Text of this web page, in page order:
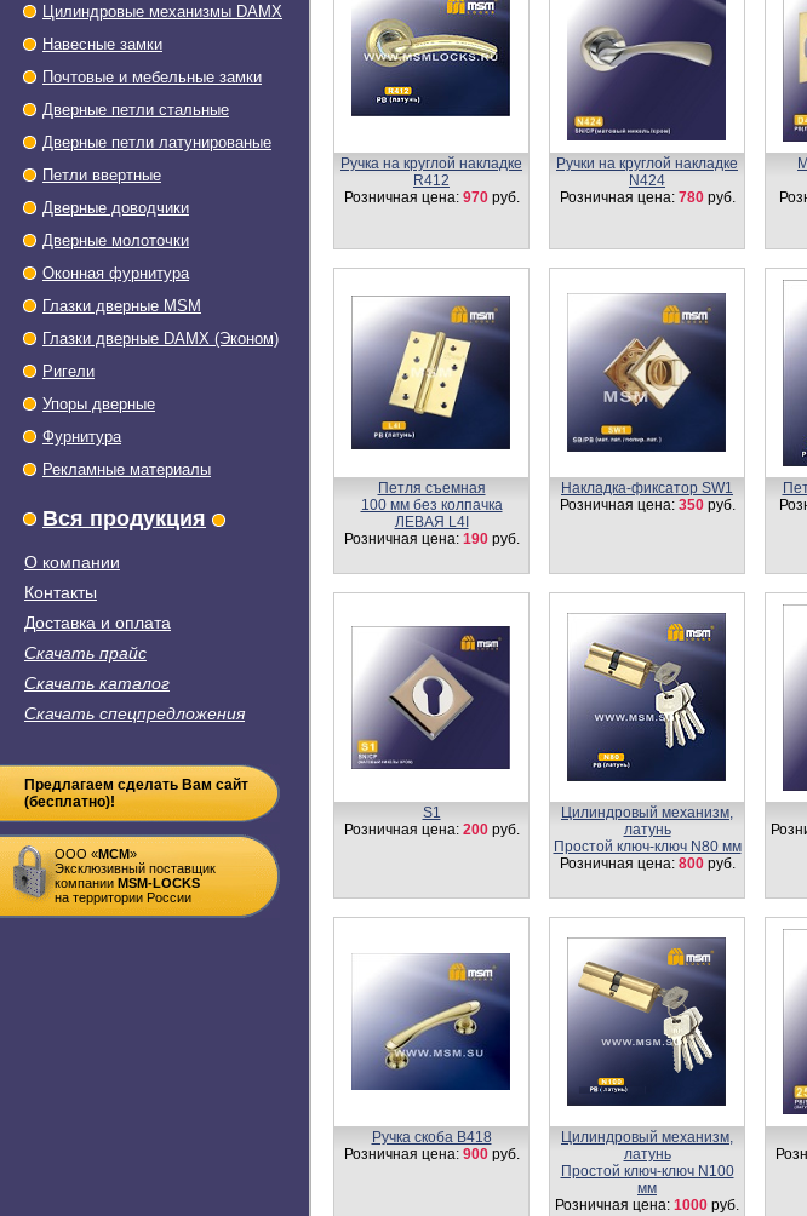
Цилиндровые механизмы DAMX
Навесные замки
Почтовые и мебельные замки
Дверные петли стальные
Дверные петли латунированые
Петли ввертные
Дверные доводчики
Дверные молоточки
Оконная фурнитура
Глазки дверные МSМ
Глазки дверные DAMX (Эконом)
Ригели
Упоры дверные
Фурнитура
Рекламные материалы
Вся продукция
О компании
Контакты
Доставка и оплата
Скачать прайс
Скачать каталог
Скачать спецпредложения
Предлагаем сделать Вам сайт
(бесплатно)!
ООО «MСM»
Эксклюзивный поставщик
компании MSM-LOCKS
на территории России
Ручка на круглой накладке
R412
Розничная цена: 970руб.
Ручки на круглой накладке
N424
Розничная цена: 780руб.
Петля съемная
100 мм без колпачка
ЛЕВАЯ L4I
Розничная цена: 190руб.
Накладка-фиксатор SW1
Розничная цена: 350руб.
S1
Розничная цена: 200руб.
Цилиндровый механизм,
латунь
Простой ключ-ключ N80 мм
Розничная цена: 800руб.
Ручка скоба B418
Розничная цена: 900руб.
Цилиндровый механизм,
латунь
Простой ключ-ключ N100
мм
Розничная цена: 1000 руб.